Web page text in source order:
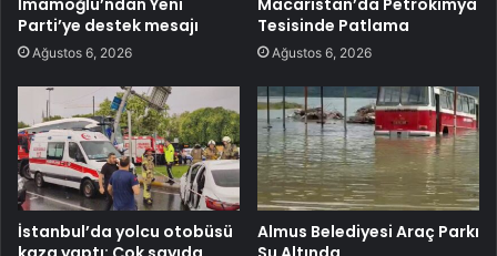
Parti’ye destek mesajı
Ağustos 6, 2026
Tesisinde Patlama
Ağustos 6, 2026
İstanbul’da yolcu otobüsü
Almus Belediyesi Araç Parkı